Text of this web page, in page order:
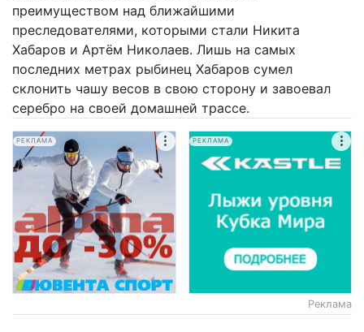
преимуществом над ближайшими
преследователями, которыми стали Никита
Хабаров и Артём Николаев. Лишь на самых
последних метрах рыбинец Хабаров сумел
склонить чашу весов в свою сторону и завоевал
серебро на своей домашней трассе.
РЕКЛАМА РЕКЛАМА
Реклама